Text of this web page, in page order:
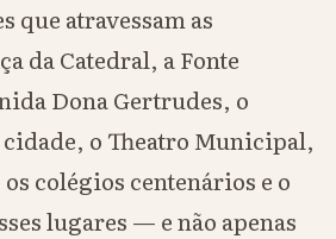
que atravessam as
da Catedral, a Fonte
Dona Gertrudes, o
o Theatro Municipal,
colégios centenários e o
lugares — e não apenas